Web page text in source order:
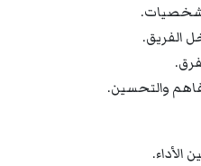
الفريق.
والتحسين.
الأداء.